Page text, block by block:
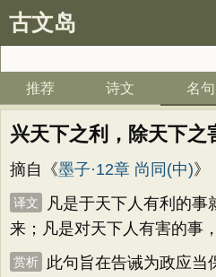
古文岛
推荐 诗文 名句
兴天下之利，除天下之
摘自《墨子·12章 尚同(中)》
译文
凡是于天下人有利的事
来；凡是对天下人有害的事
赏析
此句旨在告诫为政应当